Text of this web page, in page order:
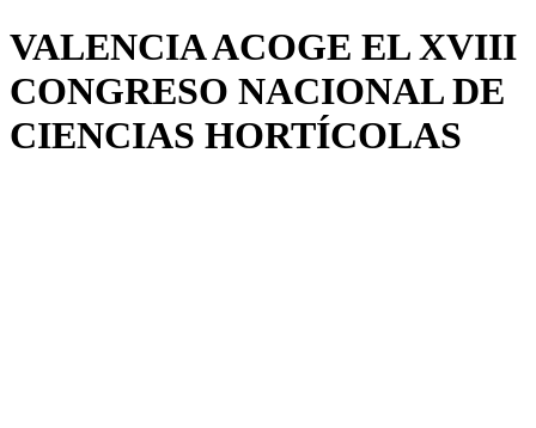
VALENCIA ACOGE EL XVIII
CONGRESO NACIONAL DE
CIENCIAS HORTÍCOLAS